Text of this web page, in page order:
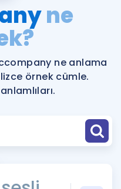
Gramer
ne
ne anlama
örnek cümle.